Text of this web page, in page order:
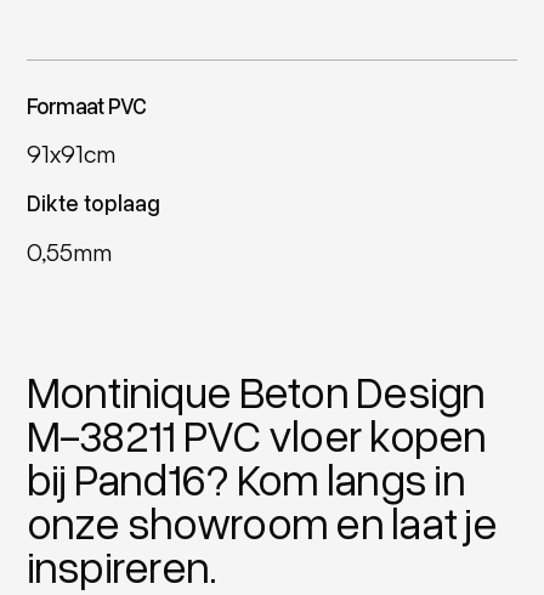
Formaat PVC
91x91cm
Dikte toplaag
0,55mm
Montinique Beton Design
M-38211 PVC vloer kopen
bij Pand16? Kom langs in
onze showroom en laat je
inspireren.